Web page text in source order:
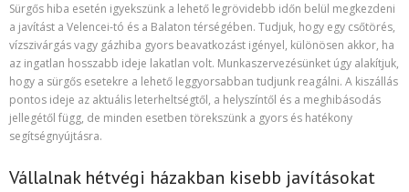
Sürgős hiba esetén igyekszünk a lehető legrövidebb időn belül megkezdeni
a javítást a Velencei-tó és a Balaton térségében. Tudjuk, hogy egy csőtörés,
vízszivárgás vagy gázhiba gyors beavatkozást igényel, különösen akkor, ha
az ingatlan hosszabb ideje lakatlan volt. Munkaszervezésünket úgy alakítjuk,
hogy a sürgős esetekre a lehető leggyorsabban tudjunk reagálni. A kiszállás
pontos ideje az aktuális leterheltségtől, a helyszíntől és a meghibásodás
jellegétől függ, de minden esetben törekszünk a gyors és hatékony
segítségnyújtásra.
Vállalnak hétvégi házakban kisebb javításokat